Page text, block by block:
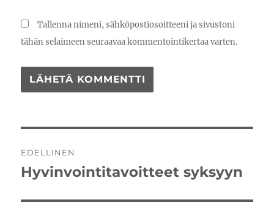
Tallenna nimeni, sähköpostiosoitteeni ja sivustoni
tähän selaimeen seuraavaa kommentointikertaa varten.
selaus
EDELLINEN
Edellinen
Hyvinvointitavoitteet syksyyn